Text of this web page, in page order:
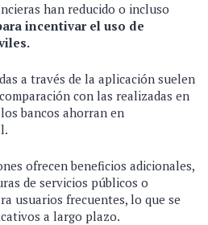
han reducido o incluso
incentivar el uso de
a través de la aplicación suelen
con las realizadas en
bancos ahorran en
ofrecen beneficios adicionales,
de servicios públicos o
usuarios frecuentes, lo que se
a largo plazo.